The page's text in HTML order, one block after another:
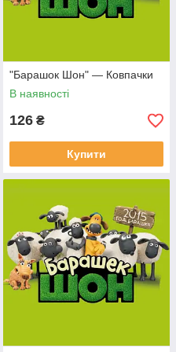
"Барашок Шон" — Ковпачки
В наявності
126 ₴
Купити